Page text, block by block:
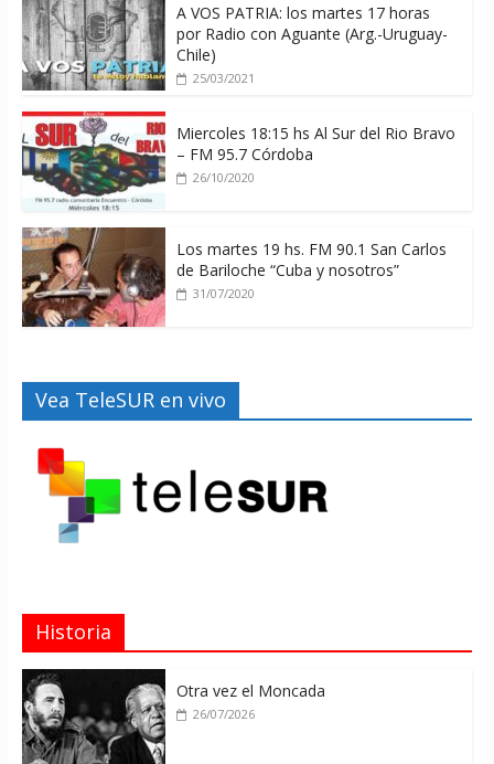
A VOS PATRIA: los martes 17 horas
por Radio con Aguante (Arg.-Uruguay-
Chile)
25/03/2021
Miercoles 18:15 hs Al Sur del Rio Bravo
– FM 95.7 Córdoba
26/10/2020
Los martes 19 hs. FM 90.1 San Carlos
de Bariloche “Cuba y nosotros”
31/07/2020
Vea TeleSUR en vivo
Historia
Otra vez el Moncada
26/07/2026